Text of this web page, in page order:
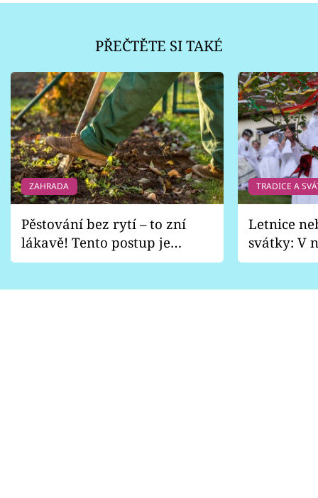
PŘEČTĚTE SI TAKÉ
ZAHRADA
Pěstování bez rytí – to zní
lákavě! Tento postup je
vhodný jen pro některé
TRADICE A
Letnice
svátky: V
pondělí